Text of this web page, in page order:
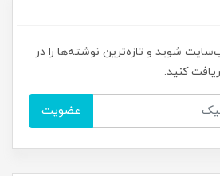
شوید و تازه‌ترین نوشته‌ها را در
کنید.
عضویت